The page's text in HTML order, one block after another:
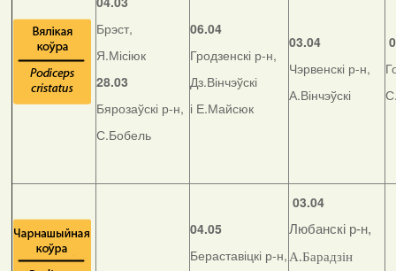
Брэст,
Я.Місіюк
28.03
Бярозаўскі р-н,
С.Бобель
06.04
Гродзенскі р-н,
Дз.Вінчэўскі
і Е.Майсюк
03.04
Чэрвенскі р-н,
А.Вінчэўскі
04.05
Бераставіцкі р-н,
03.04
Любанскі р-н,
А.Барадзін